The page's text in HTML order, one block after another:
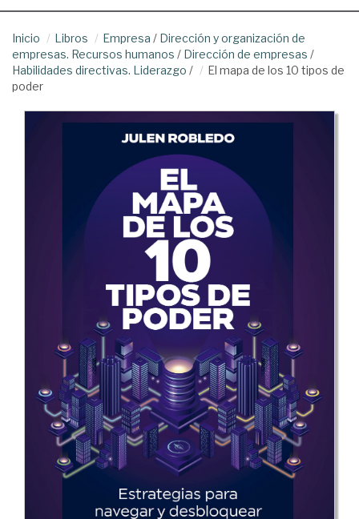
Inicio Libros Empresa / Dirección y organización de
empresas. Recursos humanos / Dirección de empresas /
Habilidades directivas. Liderazgo /
El mapa de los 10 tipos de
poder